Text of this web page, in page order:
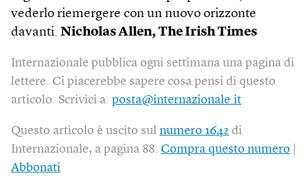
vederlo riemergere con un nuovo orizzonte
davanti. Nicholas Allen, The Irish Times
Internazionale pubblica ogni settimana una pagina di
lettere. Ci piacerebbe sapere cosa pensi di questo
articolo. Scrivici a: posta@internazionale.it
Questo articolo è uscito sul numero 1642 di
Internazionale, a pagina 88. Compra questo numero
Abbonati